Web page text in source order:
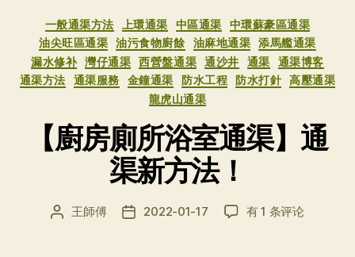
分
类
一般通渠方法 上環通渠 中區通渠
中環蘇豪區通渠
油尖旺區通渠
油污食物廚餘 油麻地通渠 添馬艦通渠
漏水修补 灣仔通渠 西營盤通渠 通沙井 通渠
通渠博客
通渠方法
通渠服務 金鐘通渠 防水工程 防水打針 高壓通渠
龍虎山通渠
【廚房廁所浴室通渠】通
渠新方法！
文 王師傅
发 2022-01-17
【廚
有 1 条评论